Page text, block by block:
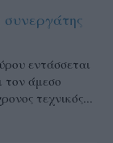
εντάσσεται
τον άμεσο
τεχνικός...